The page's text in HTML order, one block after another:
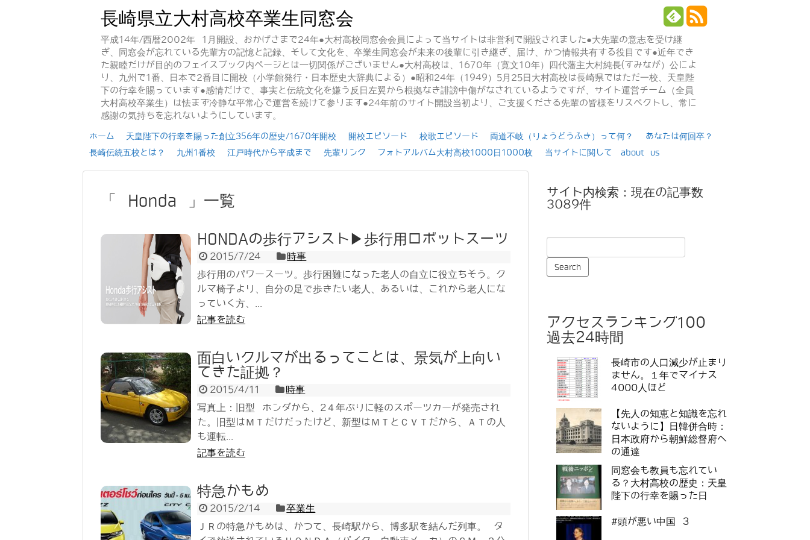
長崎県立大村高校卒業生同窓会
平成14年/西暦2002年 1月開設、おかげさまで24年●大村高校同窓会会員によって当サイトは非営利で開設されました●大先輩の意志を受け継
ぎ、同窓会が忘れている先輩方の記憶と記録、そして文化を、卒業生同窓会が未来の後輩に引き継ぎ、届け、かつ情報共有する役目です●近年でき
た親睦だけが目的のフェイスブック内ページとは一切関係がございません●大村高校は、1670年（寛文10年）四代藩主大村純長(すみなが）公によ
り、九州で1番、日本で2番目に開校（小学館発行・日本歴史大辞典による）●昭和24年（1949）5月25日大村高校は長崎県ではただ一校、天皇陛
下の行幸を賜っています●感情だけで、事実と伝統文化を嫌う反日左翼から根拠なき誹謗中傷がなされているようですが、サイト運営チーム（全員
大村高校卒業生）は怯まず冷静な平常心で運営を続けて参ります●24年前のサイト開設当初より、ご支援くださる先輩の皆様をリスペクトし、常に
感謝の気持ちを忘れないようにしています。
ホーム 天皇陛下の行幸を賜った創立356年の歴史/1670年開校 開校エピソード 校歌エピソード 両道不岐（りょうどうふき）って何？
あなたは何回卒？
長崎伝統五校とは？
九州1番校 江戸時代から平成まで 先輩リンク フォトアルバム大村高校1000日1000枚 当サイトに関して about us
「 Honda 」一覧
HONDAの歩行アシスト▶歩行用ロボットスーツ
2015/7/24
時事
歩行用のパワースーツ。歩行困難になった老人の自立に役立ちそう。ク
ルマ椅子より、自分の足で歩きたい老人、あるいは、これから老人にな
っていく方、...
記事を読む
面白いクルマが出るってことは、景気が上向い
てきた証拠？
2015/4/11
時事
写真上：旧型 ホンダから、2４年ぶりに軽のスポーツカーが発売され
た。旧型はＭＴだけだったけど、新型はＭＴとＣＶＴだから、ＡＴの人
も運転...
記事を読む
特急かもめ
2015/2/14
卒業生
ＪＲの特急かもめは、かつて、長崎駅から、博多駅を結んだ列車。 タ
サイト内検索：現在の記事数
3089件
アクセスランキング100
過去24時間
長崎市の人口減少が止まり
ません。１年でマイナス
4000人ほど
【先人の知恵と知識を忘れ
ないように】日韓併合時：
日本政府から朝鮮総督府へ
の通達
同窓会も教員も忘れてい
る？大村高校の歴史：天皇
陛下の行幸を賜った日
#頭が悪い中国 3